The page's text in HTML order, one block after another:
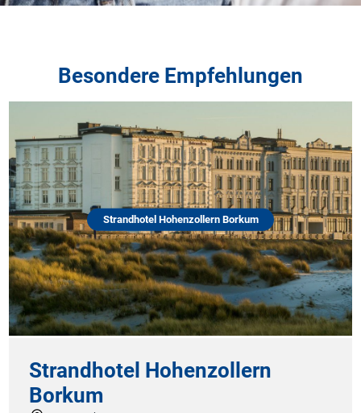
Besondere Empfehlungen
Strandhotel Hohenzollern Borkum
Strandhotel Hohenzollern
Borkum